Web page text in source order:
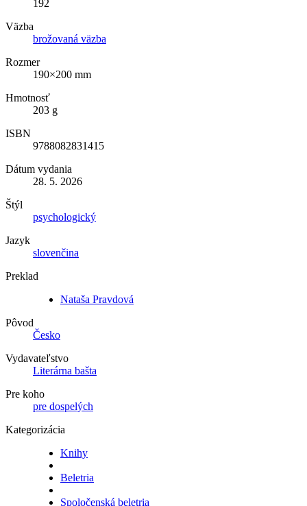
192
Väzba
brožovaná väzba
Rozmer
190×200 mm
Hmotnosť
203 g
ISBN
9788082831415
Dátum vydania
28. 5. 2026
Štýl
psychologický
Jazyk
slovenčina
Preklad
Nataša Pravdová
Pôvod
Česko
Vydavateľstvo
Literárna bašta
Pre koho
pre dospelých
Kategorizácia
Knihy
Beletria
Spoločenská beletria